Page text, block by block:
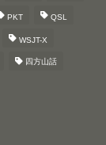
PKT QSL
WSJT-X
四方山話